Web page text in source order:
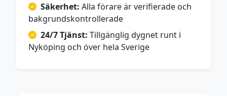
Säkerhet: Alla förare är verifierade och
bakgrundskontrollerade
24/7 Tjänst: Tillgänglig dygnet runt i
Nyköping och över hela Sverige